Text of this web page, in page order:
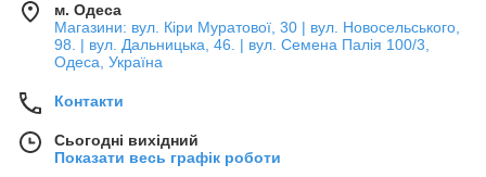
м. Одеса
Магазини: вул. Кіри Муратової, 30 | вул. Новосельського,
98. | вул. Дальницька, 46. | вул. Семена Палія 100/3,
Одеса, Україна
Контакти
Сьогодні вихідний
Показати весь графік роботи